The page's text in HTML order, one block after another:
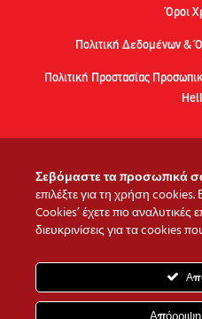
Όροι
Πολιτική Δεδομένων &
Πολιτική Προστασίας
Σε ποιους
Σεβόμαστε τα προσωπικά
επιλέξτε για τη χρήση cookies.
Cookies’ έχετε πιο αναλυτικές
διευκρινίσεις για τα cookies